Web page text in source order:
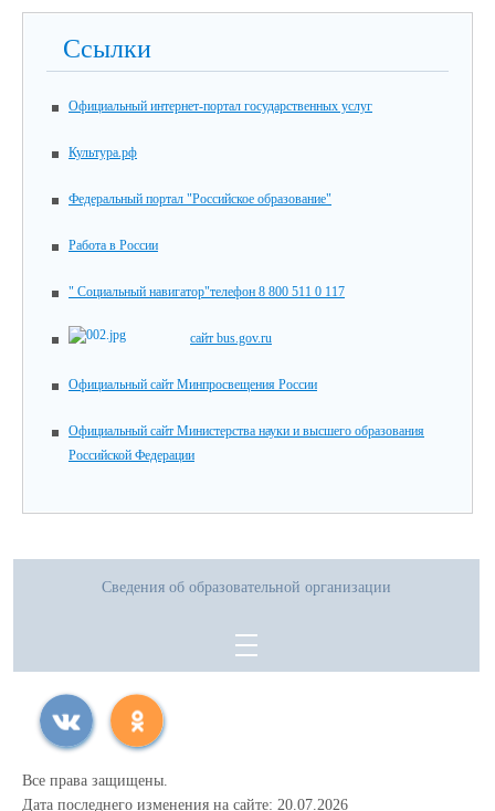
Ссылки
Официальный интернет-портал государственных услуг
Культура.рф
Федеральный портал "Российское образование"
Работа в России
" Социальный навигатор"телефон 8 800 511 0 117
сайт bus.gov.ru
Официальный сайт Минпросвещения России
Официальный сайт Министерства науки и высшего образования
Российской Федерации
Сведения об образовательной организации
Все права защищены.
Дата последнего изменения на сайте: 20.07.2026